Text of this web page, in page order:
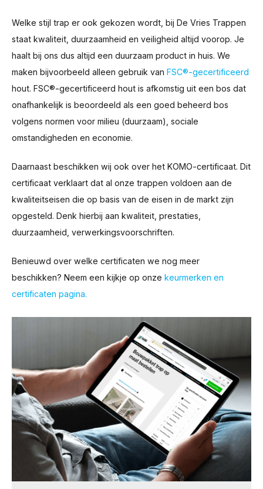
Welke stijl trap er ook gekozen wordt, bij De Vries Trappen
staat kwaliteit, duurzaamheid en veiligheid altijd voorop. Je
haalt bij ons dus altijd een duurzaam product in huis. We
maken bijvoorbeeld alleen gebruik van FSC®-gecertificeerd
hout. FSC®-gecertificeerd hout is afkomstig uit een bos dat
onafhankelijk is beoordeeld als een goed beheerd bos
volgens normen voor milieu (duurzaam), sociale
omstandigheden en economie.
Daarnaast beschikken wij ook over het KOMO-certificaat. Dit
certificaat verklaart dat al onze trappen voldoen aan de
kwaliteitseisen die op basis van de eisen in de markt zijn
opgesteld. Denk hierbij aan kwaliteit, prestaties,
duurzaamheid, verwerkingsvoorschriften.
Benieuwd over welke certificaten we nog meer
beschikken? Neem een kijkje op onze keurmerken en
certificaten pagina.